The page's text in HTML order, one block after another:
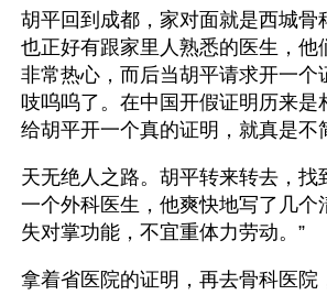
胡平回到成都，家对面就是西城骨
也正好有跟家里人熟悉的医生，他
非常热心，而后当胡平请求开一个
吱呜呜了。在中国开假证明历来是
给胡平开一个真的证明，就真是不
天无绝人之路。胡平转来转去，找
一个外科医生，他爽快地写了几个
失对掌功能，不宜重体力劳动。”
拿着省医院的证明，再去骨科医院